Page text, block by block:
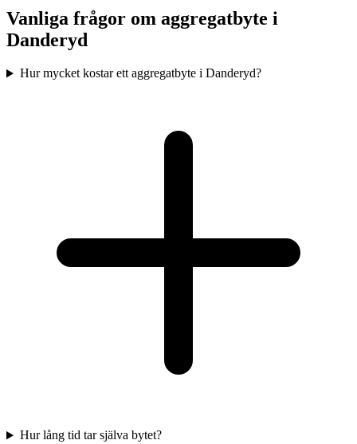
Vanliga frågor om aggregatbyte i
Danderyd
Hur mycket kostar ett aggregatbyte i Danderyd?
Hur lång tid tar själva bytet?